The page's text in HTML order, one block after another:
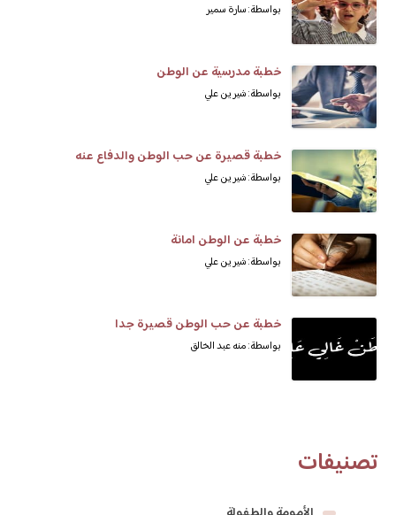
بواسطة: سارة سمير
خطبة مدرسية عن الوطن
بواسطة: شيرين علي
خطبة قصيرة عن حب الوطن والدفاع عنه
بواسطة: شيرين علي
خطبة عن الوطن امانة
بواسطة: شيرين علي
خطبة عن حب الوطن قصيرة جدا
بواسطة: منه عبد الخالق
تصنيفات